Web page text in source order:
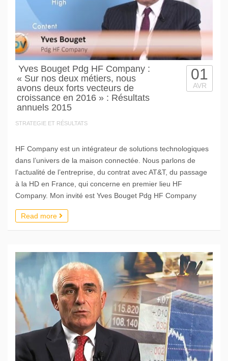
Yves Bouget Pdg HF Company :
« Sur nos deux métiers, nous
avons deux forts vecteurs de
croissance en 2016 » : Résultats
annuels 2015
STRATEGIE ET RÉSULTATS
01
AVR
HF Company est un intégrateur de solutions technologiques
dans l’univers de la maison connectée. Nous parlons de
l’actualité de l’entreprise, du contrat avec AT&T, du passage
à la HD en France, qui concerne en premier lieu HF
Company. Mon invité est Yves Bouget Pdg HF Company
Read more